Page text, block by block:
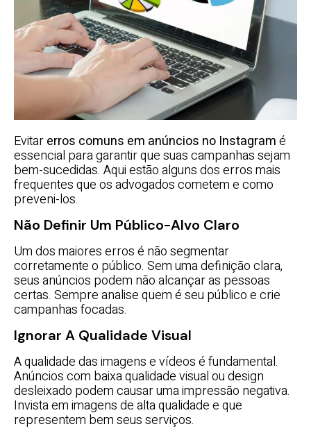
Evitarerros comuns em anúncios no Instagramé
essencial para garantir que suas campanhas sejam
bem-sucedidas. Aqui estão alguns dos erros mais
frequentes que os advogados cometem e como
preveni-los.
Não Definir Um Público-Alvo Claro
Um dos maiores erros é não segmentar
corretamente o público. Sem uma definição clara,
seus anúncios podem não alcançar as pessoas
certas. Sempre analise quem é seu público e crie
campanhas focadas.
Ignorar A Qualidade Visual
A qualidade das imagens e vídeos é fundamental.
Anúncios com baixa qualidade visual ou design
desleixado podem causar uma impressão negativa.
Invista em imagens de alta qualidade e que
representem bem seus serviços.